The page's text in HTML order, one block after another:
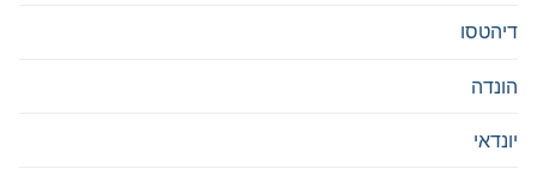
דיהטסו
הונדה
יונדאי